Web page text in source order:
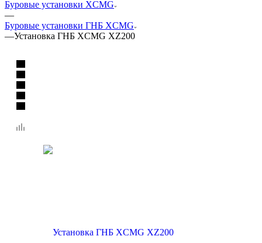
Буровые установки XCMG
—
Буровые установки ГНБ XCMG
—Установка ГНБ XCMG XZ200